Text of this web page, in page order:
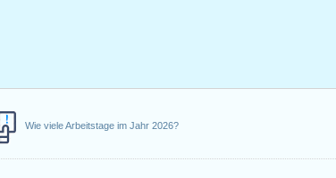
Wie viele Arbeitstage im Jahr 2026?